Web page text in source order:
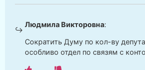
Людмила Викторовна:
Сократить Думу по кол-ву
особливо отдел по связям с